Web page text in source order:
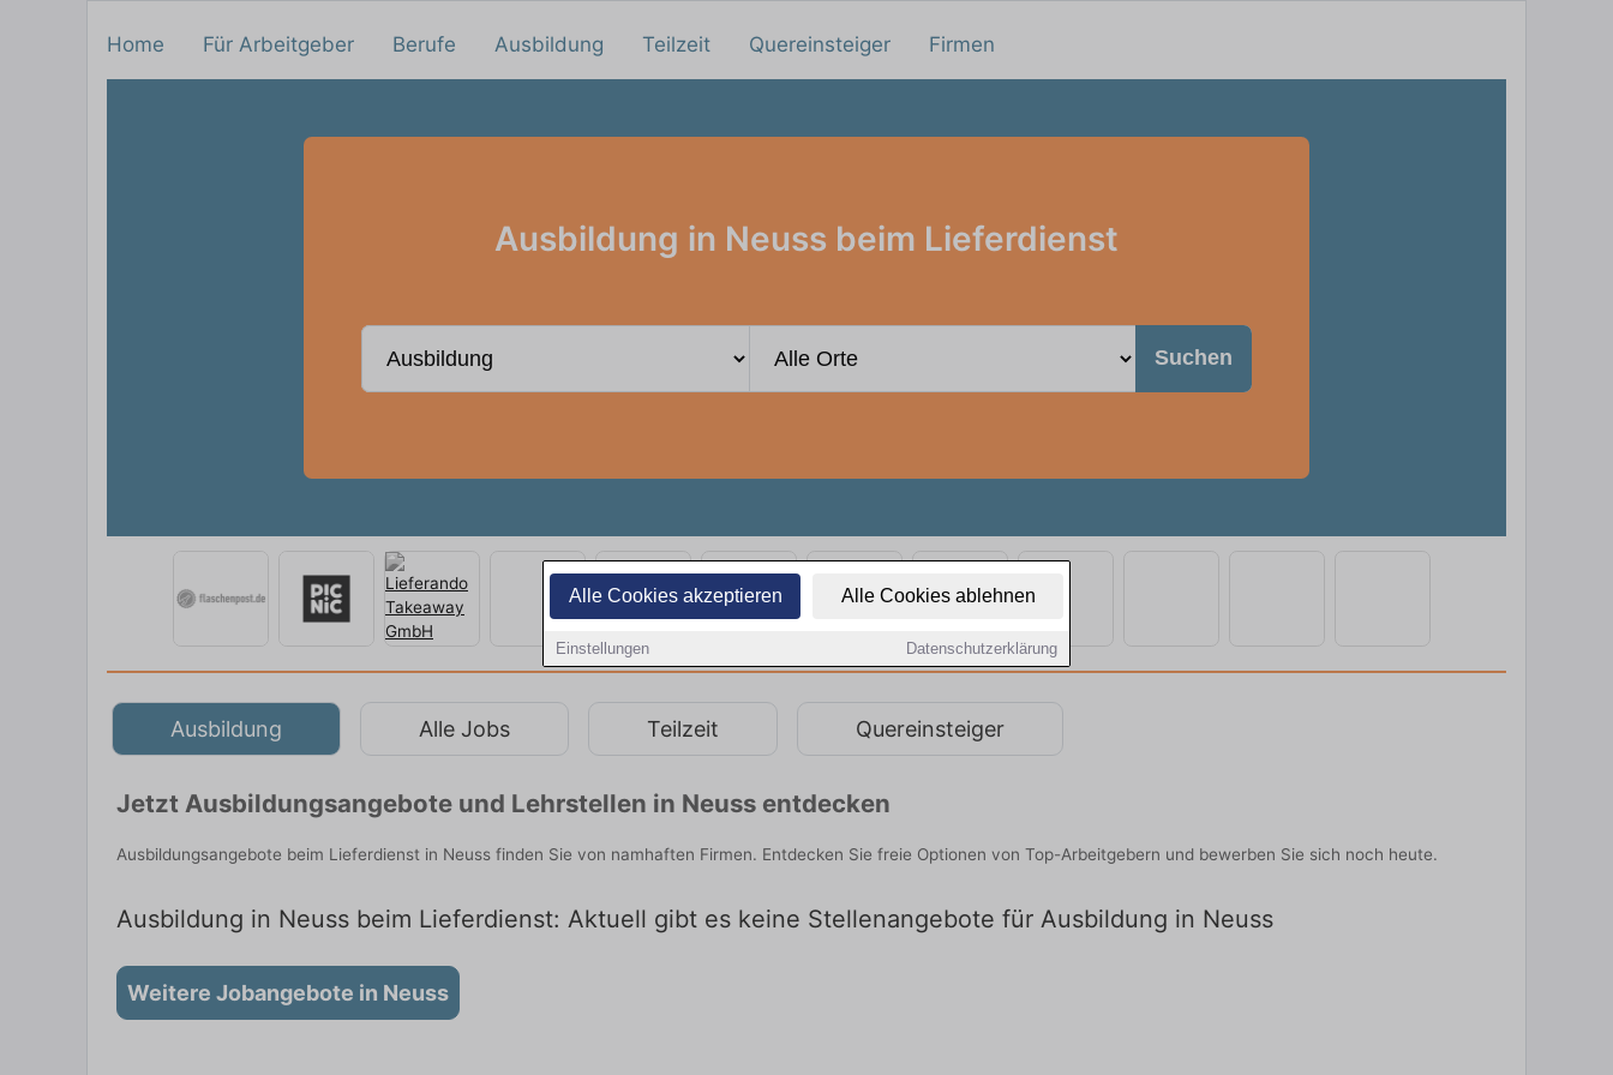
Alle Cookies akzeptieren Alle Cookies ablehnen
Einstellungen Datenschutzerklärung
Home Für Arbeitgeber Berufe Ausbildung Teilzeit Quereinsteiger Firmen
Ausbildung in Neuss beim Lieferdienst
Suchen
Ausbildung Alle Jobs Teilzeit Quereinsteiger
Jetzt Ausbildungsangebote und Lehrstellen in Neuss entdecken
Ausbildungsangebote beim Lieferdienst in Neuss finden Sie von namhaften Firmen. Entdecken Sie freie Optionen von Top-Arbeitgebern und bewerben Sie sich noch heute.
Ausbildung in Neuss beim Lieferdienst: Aktuell gibt es keine Stellenangebote für Ausbildung in Neuss
Weitere Jobangebote in Neuss